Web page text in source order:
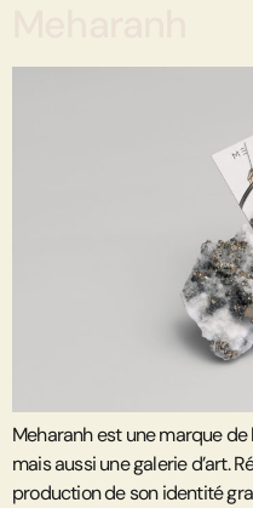
Meharanh est une marque
mais aussi une galerie d’art.
production de son identité